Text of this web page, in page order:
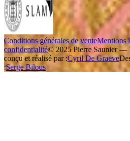
Conditions générales de venteMentions
confidentialité© 2025 Pierre Saunier —
conçu et réalisé par :Cyril De Graeve
:Serge Bilous